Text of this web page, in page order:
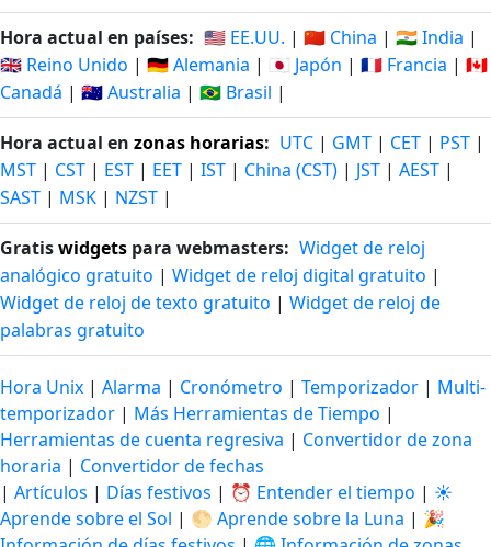
Hora actual en países: 🇺🇸 EE.UU. | 🇨🇳 China | 🇮🇳 India |
🇬🇧 Reino Unido | 🇩🇪 Alemania | 🇯🇵 Japón | 🇫🇷 Francia | 🇨🇦
Canadá | 🇦🇺 Australia | 🇧🇷 Brasil |
Hora actual en zonas horarias: UTC | GMT | CET | PST |
MST | CST | EST | EET | IST | China (CST) | JST | AEST |
SAST | MSK | NZST |
Gratiswidgets para webmasters: Widget de reloj
analógico gratuito | Widget de reloj digital gratuito |
Widget de reloj de texto gratuito | Widget de reloj de
palabras gratuito
Hora Unix | Alarma | Cronómetro | Temporizador | Multi-
temporizador | Más Herramientas de Tiempo |
Herramientas de cuenta regresiva | Convertidor de zona
horaria | Convertidor de fechas
| Artículos | Días festivos | ⏰ Entender el tiempo | ☀️
Aprende sobre el Sol | 🌕 Aprende sobre la Luna | 🎉